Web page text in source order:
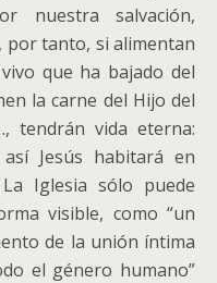
nuestra salvación,
por tanto, si alimentan
que ha bajado del
la carne del Hijo del
tendrán vida eterna:
Jesús habitará en
Iglesia sólo puede
visible, como “un
de la unión íntima
el género humano”